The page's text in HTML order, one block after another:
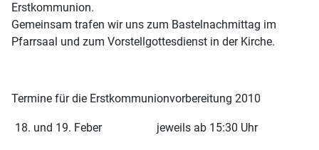
Erstkommunion.
Gemeinsam trafen wir uns zum Bastelnachmittag im
Pfarrsaal und zum Vorstellgottesdienst in der Kirche.
Termine für die Erstkommunionvorbereitung 2010
18. und 19. Feber jeweils ab 15:30 Uhr